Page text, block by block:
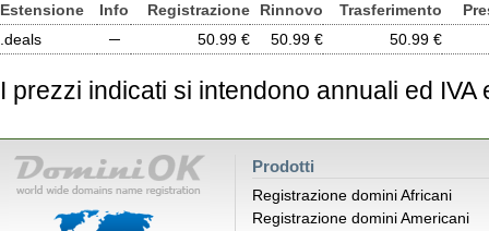
Estensione Info Registrazione Rinnovo Trasferimento
.deals
─ 50.99 € 50.99 € 50.99 €
I prezzi indicati si intendono annuali ed IVA
Prodotti
Registrazione domini Africani
Registrazione domini Americani